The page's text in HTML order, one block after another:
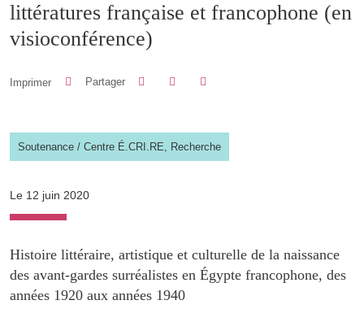
littératures française et francophone (en
visioconférence)
Imprimer Partager Partager sur Facebook
Partager sur LinkedIn
Soutenance / Centre É.CRI.RE, Recherche
Le 12 juin 2020
Histoire littéraire, artistique et culturelle de la naissance
des avant-gardes surréalistes en Égypte francophone, des
années 1920 aux années 1940